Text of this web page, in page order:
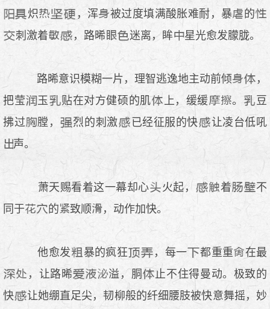
炽
，浑 被过度填满酸胀难耐，暴
的
刺激着
，路晞 迷离，眸 星光愈发朦胧。
路晞意识模糊一片，理智逃逸地主动前倾
，
把莹
玉 贴在对方健硕的肌 上，缓缓 。
豆
拂过
膛， 烈的刺激 已经征服的快
让凌台低吼
声。
萧天赐看着这一幕却心 火起， 着
不
同于
的 致顺 ，动作加快。
他愈发 暴的疯狂 ，每一 都重重
在最
，让路晞
溢，胴
止不住得曼动。极致的
快
让她绷直足尖，韧柳般的纤细腰肢被快意舞摇，妙